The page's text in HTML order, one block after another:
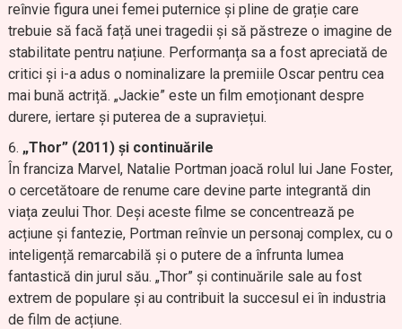
reînvie figura unei femei puternice și pline de grație care
trebuie să facă față unei tragedii și să păstreze o imagine de
stabilitate pentru națiune. Performanța sa a fost apreciată de
critici și i-a adus o nominalizare la premiile Oscar pentru cea
mai bună actriță. „Jackie” este un film emoționant despre
durere, iertare și puterea de a supraviețui.
„Thor” (2011) și continuările
În franciza Marvel, Natalie Portman joacă rolul lui Jane Foster,
o cercetătoare de renume care devine parte integrantă din
viața zeului Thor. Deși aceste filme se concentrează pe
acțiune și fantezie, Portman reînvie un personaj complex, cu o
inteligență remarcabilă și o putere de a înfrunta lumea
fantastică din jurul său. „Thor” și continuările sale au fost
extrem de populare și au contribuit la succesul ei în industria
de film de acțiune.